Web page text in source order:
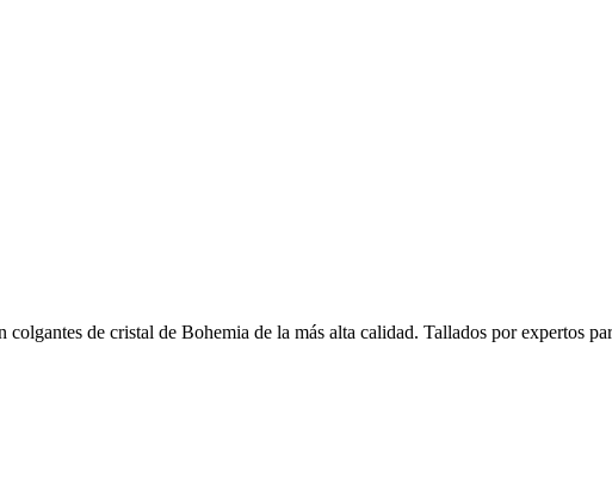
de cristal de Bohemia de la más alta calidad. Tallados por expertos